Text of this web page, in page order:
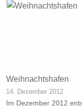
Weihnachtshafen
14. Dezember 2012
Im Dezember 2012